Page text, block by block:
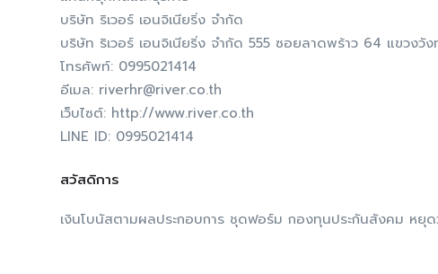
บริษัท ริเวอร์ เอนจิเนียริ่ง จำกัด
บริษัท ริเวอร์ เอนจิเนียริ่ง จำกัด 555 ซอยลาดพร้าว 64 แขวงวั
โทรศัพท์: 0995021414
อีเมล: riverhr@river.co.th
เว็บไซต์: http://www.river.co.th
LINE ID: 0995021414
สวัสดิการ
เงินโบนัสตามผลประกอบการ ชุดฟอร์ม กองทุนประกันสังคม หยุ